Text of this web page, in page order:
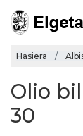
Hasiera
Olio
30